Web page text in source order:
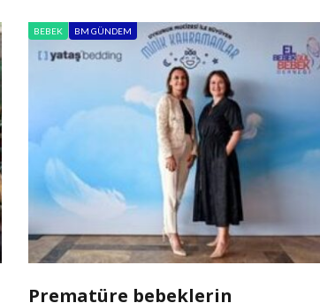
BEBEK BM GÜNDEM
Prematüre bebeklerin